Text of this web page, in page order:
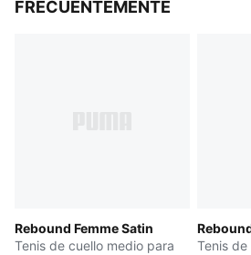
FRECUENTEMENTE
Rebound Femme Satin
Tenis de cuello medio para
Tenis